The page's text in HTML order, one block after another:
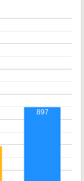
897